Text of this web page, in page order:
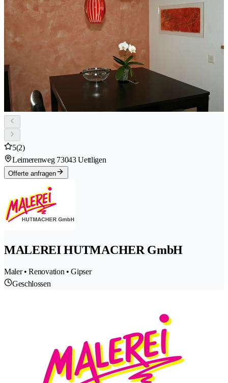
5(2)
Leimerenweg 73043 Uettligen
Offerte anfragen
MALEREI HUTMACHER GmbH
Maler • Renovation • Gipser
Geschlossen